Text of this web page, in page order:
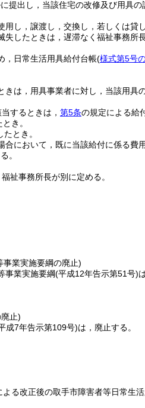
提出し，当該住宅の改修及び用具の
し，譲渡し，交換し，若しくは貸
したときは，遅滞なく福祉事務
，日常生活用具給付台帳(様式第5号
は，用具事業者に対し，当該用具
するときは， 第5条の規定による給
き。
とき。
合において，既に当該給付に係る
。
祉事務所長が別に定める。
業実施要綱の廃止)
事業実施要綱(平成12年告示第51号)
止)
成7年告示第109号)は，廃止する。
る改正後の取手市障害者等日常生